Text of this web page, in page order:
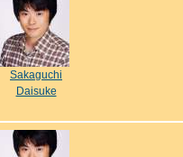
Sakaguchi
Daisuke